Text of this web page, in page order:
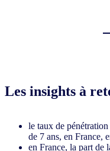
Les insights à
le taux de
de 7 ans, en France,
en France, la part de